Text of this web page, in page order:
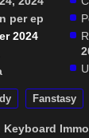
per ep
2024
Fanstasy
Keyboard